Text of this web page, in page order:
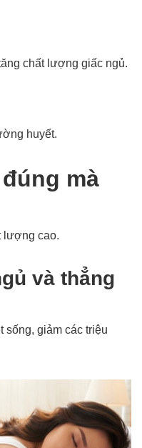
chất lượng giấc ngủ.
huyết.
mà
lượng cao.
và thẳng
sống, giảm các triệu